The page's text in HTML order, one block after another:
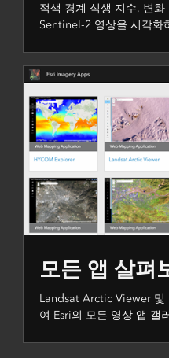
적색 경계 식생 지수, 변
Sentinel-2 영상을 시각화
모든 앱 살펴
Landsat Arctic Viewer
여 Esri의 모든 영상 앱 갤